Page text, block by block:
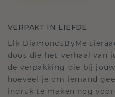
VERPAKT IN LIEFDE
Elk DiamondsByMe
doos die het verhaal van
de verpakking die bij
hoeveel je om iemand
indruk te maken nog